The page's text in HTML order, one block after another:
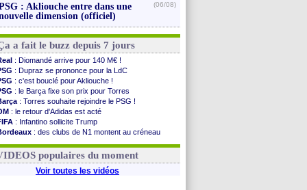
: Akliouche entre dans une
dimension (officiel)
(06/08)
a fait le buzz depuis 7 jours
: Diomandé arrive pour 140 M€ !
: Dupraz se prononce pour la LdC
: c'est bouclé pour Akliouche !
: le Barça fixe son prix pour Torres
: Torres souhaite rejoindre le PSG !
: le retour d'Adidas est acté
: Infantino sollicite Trump
: des clubs de N1 montent au créneau
: le démenti de Leipzig pour Diomandé
populaires du moment
Voir toutes les vidéos